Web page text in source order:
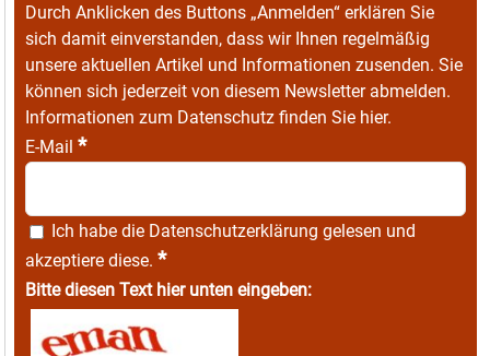
Durch Anklicken des Buttons „Anmelden“ erklären Sie
sich damit einverstanden, dass wir Ihnen regelmäßig
unsere aktuellen Artikel und Informationen zusenden. Sie
können sich jederzeit von diesem Newsletter abmelden.
Informationen zum Datenschutz finden Sie hier.
E-Mail *
Ich habe die Datenschutzerklärung gelesen und
akzeptiere diese. *
Bitte diesen Text hier unten eingeben: